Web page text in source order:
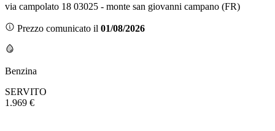
via campolato 18 03025 - monte san giovanni campano (FR)
Prezzo comunicato il 01/08/2026
Benzina
SERVITO
1.969 €